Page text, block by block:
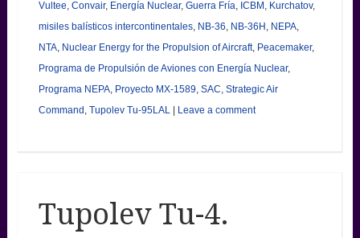
Vultee, Convair, Energía Nuclear, Guerra Fría, ICBM , Kurchatov,
misiles balísticos intercontinentales, NB-36, NB-36H , NEPA,
NTA, Nuclear Energy for the Propulsion of Aircraft, Peacemaker,
Programa de Propulsión de Aviones con Energía Nuclear,
Programa NEPA, Proyecto MX-1589, SAC, Strategic Air
Command , Tupolev Tu-95LAL Leave a comment
Tupolev Tu-4.